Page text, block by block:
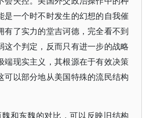
是一个时不时发生的幻想的自我催
有了实力的堂吉诃德，完全看不到
这个判定，反而只有进一步的战略
端现实主义，其根源在于有效决策
可以部分地从美国特殊的流民结构
和东魏的对比，可以反映旧结构